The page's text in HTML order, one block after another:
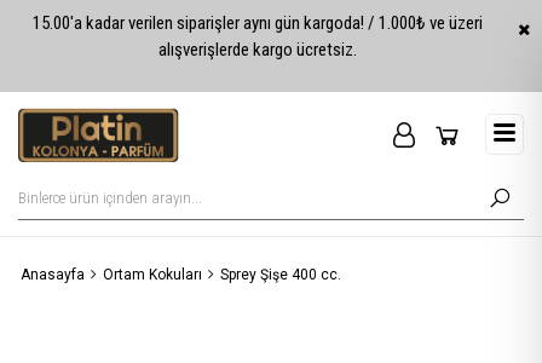
15.00'a kadar verilen siparişler aynı gün kargoda! / 1.000₺ ve üzeri
alışverişlerde kargo ücretsiz.
Anasayfa Ortam Kokuları Sprey Şişe 400 cc.